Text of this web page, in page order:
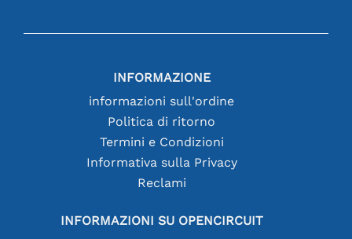
INFORMAZIONE
informazioni sull'ordine
Politica di ritorno
Termini e Condizioni
Informativa sulla Privacy
Reclami
INFORMAZIONI SU OPENCIRCUIT